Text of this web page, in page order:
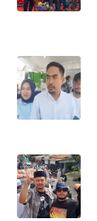
MEDIA
REDAKSI
KARIR
Wahana
News
Regional